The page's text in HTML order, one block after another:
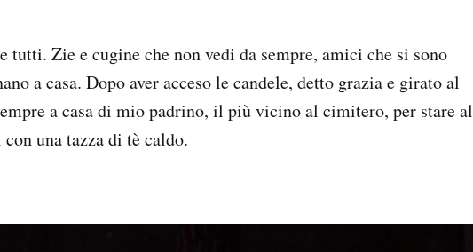
tutti. Zie e cugine che non vedi da sempre, amici che si sono
a casa. Dopo aver acceso le candele, detto grazia e girato al
a casa di mio padrino, il più vicino al cimitero, per stare al
una tazza di tè caldo.